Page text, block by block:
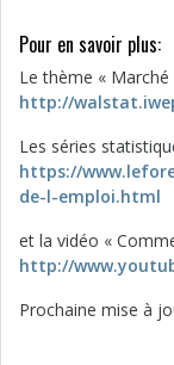
Pour en savoir plus:
Le thème « Marché
http://
Les séries
https://
de-l-emploi.html
et la vidéo «
http://
Prochaine mise à